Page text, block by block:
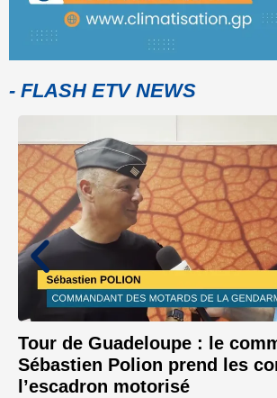
- FLASH ETV NEWS
Tour de Guadeloupe : le
Sébastien Polion prend les
l’escadron motorisé